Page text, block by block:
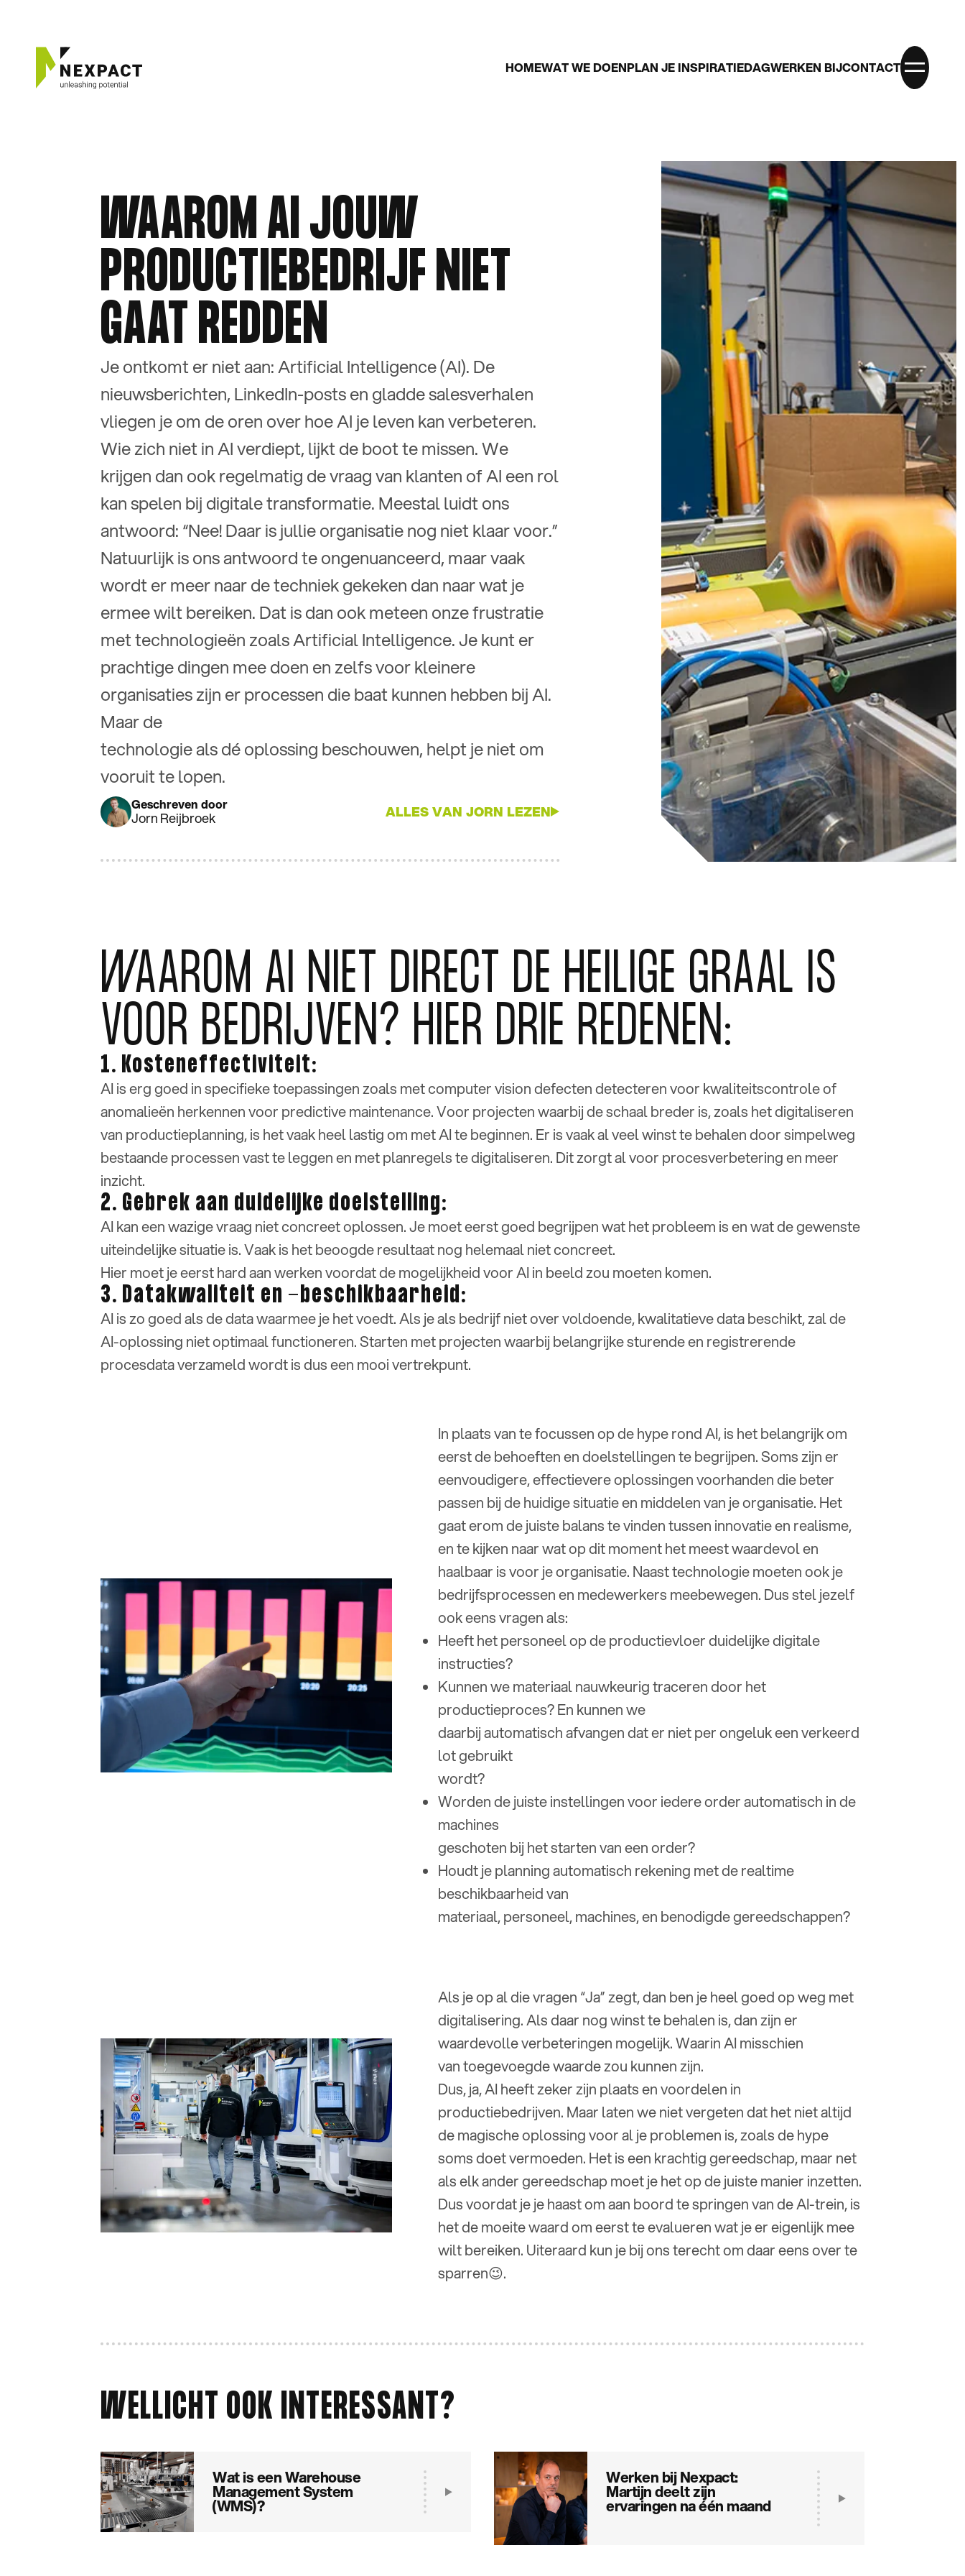
HOMEWAT WE DOENPLAN JE INSPIRATIEDAGWERKEN BIJCONTACT
Succesverhalen
Insights
Over ons
Werken bij Nexpact
Contact
Projectmanagement en coördinatie
Technisch advies en systeemintegratie
Operationele optimalisatie
Datamanagement en analyse
Cybersecurity en compliance
085 060 48 85
info@nexpact.com
Liessentstraat 9a, 5405 AH Uden
WAAROM AI JOUW
PRODUCTIEBEDRIJF NIET
GAAT REDDEN
Je ontkomt er niet aan: Artificial Intelligence (AI). De
nieuwsberichten, LinkedIn-posts en gladde salesverhalen
vliegen je om de oren over hoe AI je leven kan verbeteren.
Wie zich niet in AI verdiept, lijkt de boot te missen. We
krijgen dan ook regelmatig de vraag van klanten of AI een rol
kan spelen bij digitale transformatie. Meestal luidt ons
antwoord: “Nee! Daar is jullie organisatie nog niet klaar voor.”
Natuurlijk is ons antwoord te ongenuanceerd, maar vaak
wordt er meer naar de techniek gekeken dan naar wat je
ermee wilt bereiken. Dat is dan ook meteen onze frustratie
met technologieën zoals Artificial Intelligence. Je kunt er
prachtige dingen mee doen en zelfs voor kleinere
organisaties zijn er processen die baat kunnen hebben bij AI.
Maar de
technologie als dé oplossing beschouwen, helpt je niet om
vooruit te lopen.
Geschreven door
Jorn Reijbroek ALLES VAN JORN LEZEN
WAAROM AI NIET DIRECT DE HEILIGE GRAAL IS
VOOR BEDRIJVEN? HIER DRIE REDENEN:
1. Kosteneffectiviteit:
AI is erg goed in specifieke toepassingen zoals met computer vision defecten detecteren voor kwaliteitscontrole of
anomalieën herkennen voor predictive maintenance. Voor projecten waarbij de schaal breder is, zoals het digitaliseren
van productieplanning, is het vaak heel lastig om met AI te beginnen. Er is vaak al veel winst te behalen door simpelweg
bestaande processen vast te leggen en met planregels te digitaliseren. Dit zorgt al voor procesverbetering en meer
inzicht.
2. Gebrek aan duidelijke doelstelling:
AI kan een wazige vraag niet concreet oplossen. Je moet eerst goed begrijpen wat het probleem is en wat de gewenste
uiteindelijke situatie is. Vaak is het beoogde resultaat nog helemaal niet concreet.
Hier moet je eerst hard aan werken voordat de mogelijkheid voor AI in beeld zou moeten komen.
3. Datakwaliteit en -beschikbaarheid:
AI is zo goed als de data waarmee je het voedt. Als je als bedrijf niet over voldoende, kwalitatieve data beschikt, zal de
AI-oplossing niet optimaal functioneren. Starten met projecten waarbij belangrijke sturende en registrerende
procesdata verzameld wordt is dus een mooi vertrekpunt.
In plaats van te focussen op de hype rond AI, is het belangrijk om
eerst de behoeften en doelstellingen te begrijpen. Soms zijn er
eenvoudigere, effectievere oplossingen voorhanden die beter
passen bij de huidige situatie en middelen van je organisatie. Het
gaat erom de juiste balans te vinden tussen innovatie en realisme,
en te kijken naar wat op dit moment het meest waardevol en
haalbaar is voor je organisatie. Naast technologie moeten ook je
bedrijfsprocessen en medewerkers meebewegen. Dus stel jezelf
ook eens vragen als:
Heeft het personeel op de productievloer duidelijke digitale
instructies?
Kunnen we materiaal nauwkeurig traceren door het
productieproces? En kunnen we
daarbij automatisch afvangen dat er niet per ongeluk een verkeerd
lot gebruikt
wordt?
Worden de juiste instellingen voor iedere order automatisch in de
machines
geschoten bij het starten van een order?
Houdt je planning automatisch rekening met de realtime
beschikbaarheid van
materiaal, personeel, machines, en benodigde gereedschappen?
Als je op al die vragen “Ja” zegt, dan ben je heel goed op weg met
digitalisering. Als daar nog winst te behalen is, dan zijn er
waardevolle verbeteringen mogelijk. Waarin AI misschien
van toegevoegde waarde zou kunnen zijn.
Dus, ja, AI heeft zeker zijn plaats en voordelen in
productiebedrijven. Maar laten we niet vergeten dat het niet altijd
de magische oplossing voor al je problemen is, zoals de hype
soms doet vermoeden. Het is een krachtig gereedschap, maar net
als elk ander gereedschap moet je het op de juiste manier inzetten.
Dus voordat je je haast om aan boord te springen van de AI-trein, is
het de moeite waard om eerst te evalueren wat je er eigenlijk mee
wilt bereiken. Uiteraard kun je bij ons terecht om daar eens over te
sparren😉.
WELLICHT OOK INTERESSANT?
Wat is een Warehouse
Management System
(WMS)?
Werken bij Nexpact:
Martijn deelt zijn
ervaringen na één maand